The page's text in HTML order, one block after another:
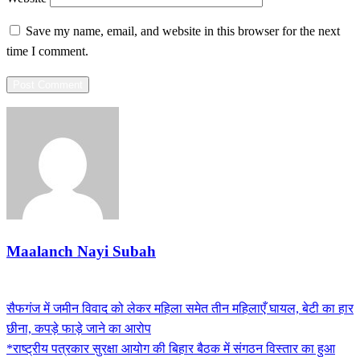
Save my name, email, and website in this browser for the next
time I comment.
Maalanch Nayi Subah
Post
navigation
Previous
Post
सैफगंज में जमीन विवाद को लेकर महिला समेत तीन महिलाएँ घायल, बेटी का हार
छीना, कपड़े फाड़े जाने का आरोप
Next
*राष्ट्रीय पत्रकार सुरक्षा आयोग की बिहार बैठक में संगठन विस्तार का हुआ